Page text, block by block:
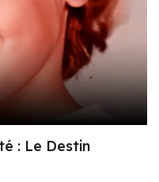
: Le Destin